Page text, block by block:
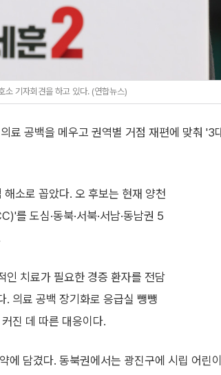
기자회견을 하고 있다. (연합뉴스)
료 공백을 메우고 권역별 거점 재편에 맞춰 '3
소로 꼽았다. 오 후보는 현재 양천
를 도심·동북·서북·서남·동남권 5
인 치료가 필요한 경증 환자를 전담
. 의료 공백 장기화로 응급실 뺑뺑
진 데 따른 대응이다.
에 담겼다. 동북권에서는 광진구에 시립 어린